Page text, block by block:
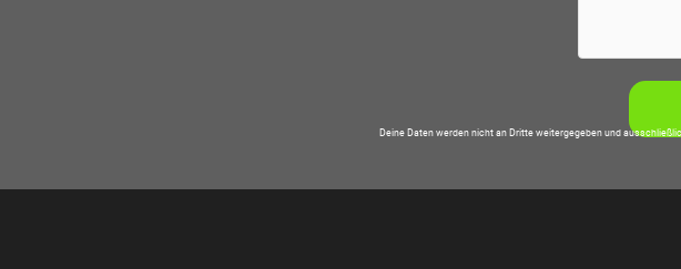
Deine Daten werden nicht an Dritte weitergegeben und